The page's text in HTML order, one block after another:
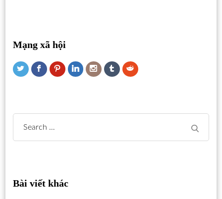
Mạng xã hội
Search
for:
Bài viết khác